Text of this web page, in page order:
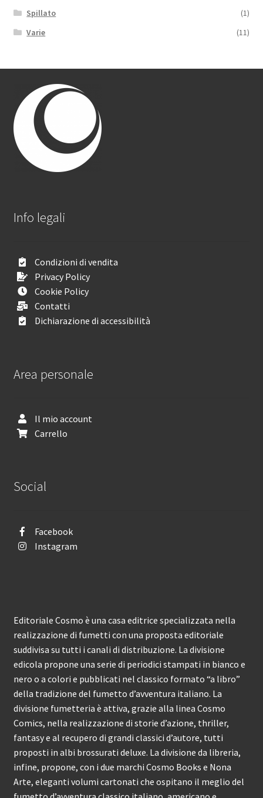
Spillato
(1)
Varie
(11)
Info legali
Condizioni di vendita
Privacy Policy
Cookie Policy
Contatti
Dichiarazione di accessibilità
Area personale
Il mio account
Carrello
Social
Facebook
Instagram
Editoriale Cosmo è una casa editrice specializzata nella
realizzazione di fumetti con una proposta editoriale
suddivisa su tutti i canali di distribuzione. La divisione
edicola propone una serie di periodici stampati in bianco e
nero o a colori e pubblicati nel classico formato “a libro”
della tradizione del fumetto d’avventura italiano. La
divisione fumetteria è attiva, grazie alla linea Cosmo
Comics, nella realizzazione di storie d’azione, thriller,
fantasy e al recupero di grandi classici d’autore, tutti
proposti in albi brossurati deluxe. La divisione da libreria,
infine, propone, con i due marchi Cosmo Books e Nona
Arte, eleganti volumi cartonati che ospitano il meglio del